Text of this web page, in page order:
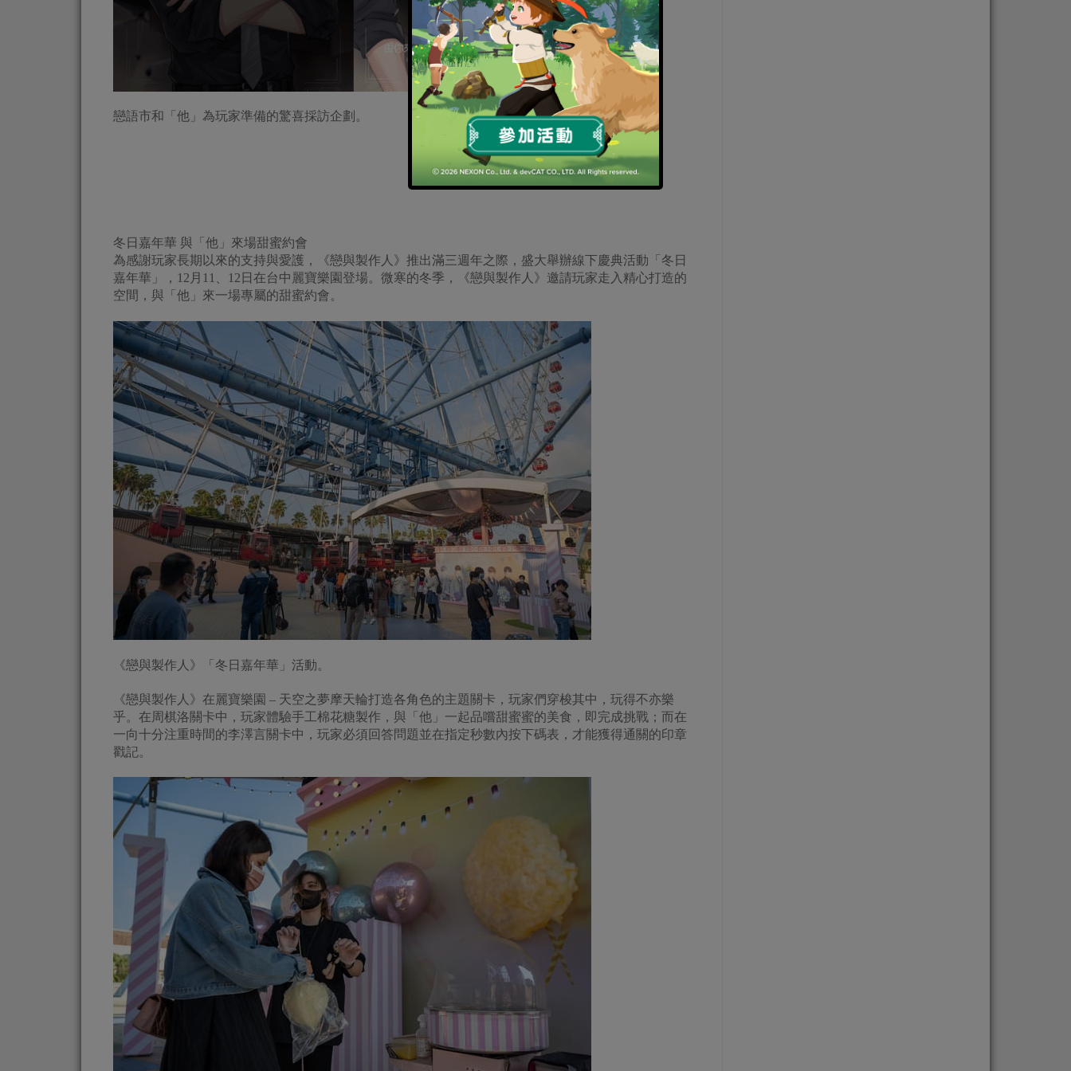
戀語市和「他」為玩家準備的驚喜採訪企劃。
冬日嘉年華 與「他」來場甜蜜約會
為感謝玩家長期以來的支持與愛護，《戀與製作人》推出滿三週年之際，盛大舉辦線下慶典活動「冬日
嘉年華」，12月11、12日在台中麗寶樂園登場。微寒的冬季，《戀與製作人》邀請玩家走入精心打造的
空間，與「他」來一場專屬的甜蜜約會。
《戀與製作人》「冬日嘉年華」活動。
《戀與製作人》在麗寶樂園 – 天空之夢摩天輪打造各角色的主題關卡，玩家們穿梭其中，玩得不亦樂
乎。在周棋洛關卡中，玩家體驗手工棉花糖製作，與「他」一起品嚐甜蜜蜜的美食，即完成挑戰；而在
一向十分注重時間的李澤言關卡中，玩家必須回答問題並在指定秒數內按下碼表，才能獲得通關的印章
戳記。